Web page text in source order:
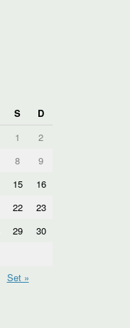
S
D
1
2
8 9
15
16
22
23
29
30
Set »